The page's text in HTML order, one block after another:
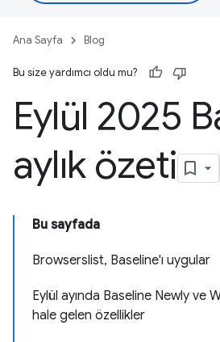
Ana Sayfa Blog
Bu size yardımcı oldu mu?
Eylül 2025
aylık özeti
Bu sayfada
Browserslist, Baseline'ı uygular
Eylül ayında Baseline Newly ve
hale gelen özellikler